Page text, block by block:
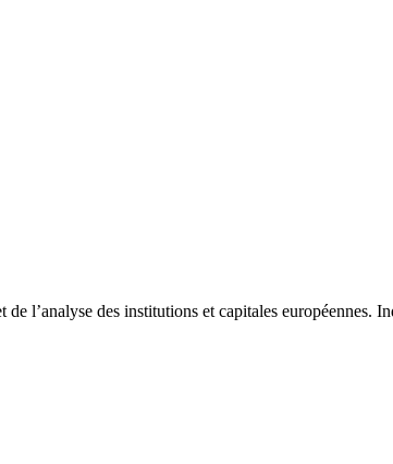
l’analyse des institutions et capitales européennes.